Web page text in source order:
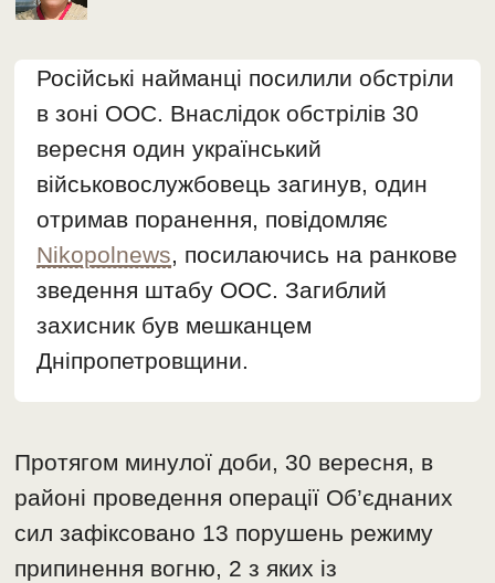
Російські найманці посилили обстріли
в зоні ООС. Внаслідок обстрілів 30
вересня один український
військовослужбовець загинув, один
отримав поранення, повідомляє
Nikopolnews, посилаючись на ранкове
зведення штабу ООС. Загиблий
захисник був мешканцем
Дніпропетровщини.
Протягом минулої доби, 30 вересня, в
районі проведення операції Об’єднаних
сил зафіксовано 13 порушень режиму
припинення вогню, 2 з яких із